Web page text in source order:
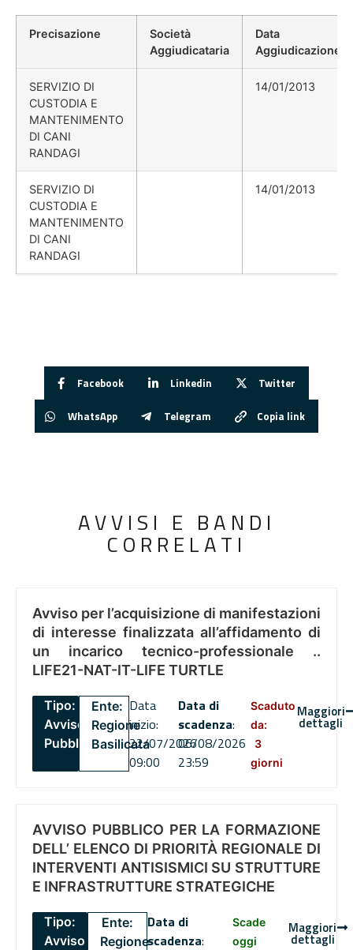
Precisazione
Società
Aggiudicataria
Data
Aggiudicazione
SERVIZIO DI
CUSTODIA E
MANTENIMENTO
DI CANI
RANDAGI
14/01/2013
SERVIZIO DI
CUSTODIA E
MANTENIMENTO
DI CANI
RANDAGI
14/01/2013
Facebook Linkedin Twitter
WhatsApp Telegram Copia link
AVVISI E BANDI
CORRELATI
Avviso per l’acquisizione di manifestazioni
di interesse finalizzata all’affidamento di
un incarico tecnico-professionale ..
LIFE21-NAT-IT-LIFE TURTLE
Tipo:
Avviso
Pubblico
Ente:
Regione
Basilicata
Data
inizio:
22/07/2026
09:00
Data di
scadenza:
06/08/2026
23:59
Scaduto
da:
3
giorni
Maggiori
dettagli
AVVISO PUBBLICO PER LA FORMAZIONE
DELL’ ELENCO DI PRIORITÀ REGIONALE DI
INTERVENTI ANTISISMICI SU STRUTTURE
E INFRASTRUTTURE STRATEGICHE
Tipo:
Avviso
Ente:
Regione
Data di
scadenza:
Scade
oggi
Maggiori
dettagli